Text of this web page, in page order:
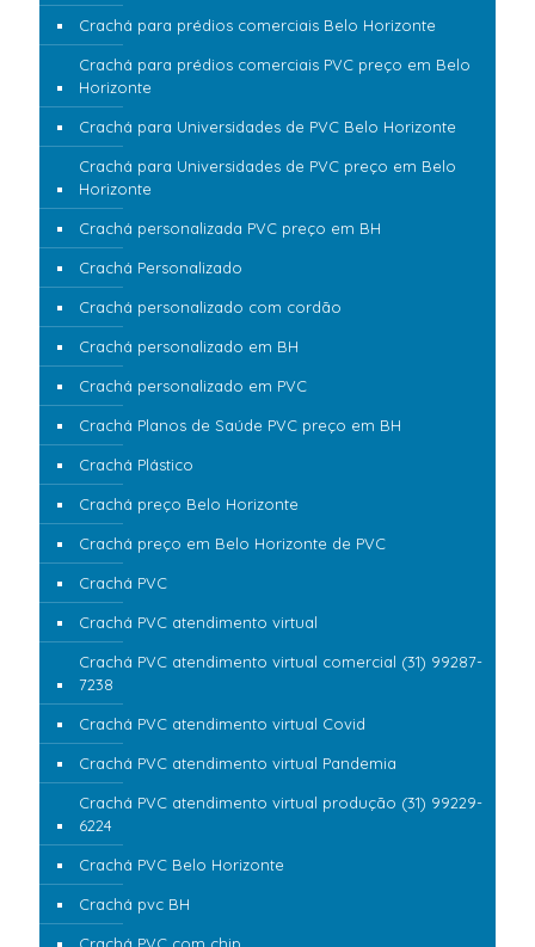
Crachá para prédios comerciais Belo Horizonte
Crachá para prédios comerciais PVC preço em Belo
Horizonte
Crachá para Universidades de PVC Belo Horizonte
Crachá para Universidades de PVC preço em Belo
Horizonte
Crachá personalizada PVC preço em BH
Crachá Personalizado
Crachá personalizado com cordão
Crachá personalizado em BH
Crachá personalizado em PVC
Crachá Planos de Saúde PVC preço em BH
Crachá Plástico
Crachá preço Belo Horizonte
Crachá preço em Belo Horizonte de PVC
Crachá PVC
Crachá PVC atendimento virtual
Crachá PVC atendimento virtual comercial (31) 99287-
7238
Crachá PVC atendimento virtual Covid
Crachá PVC atendimento virtual Pandemia
Crachá PVC atendimento virtual produção (31) 99229-
6224
Crachá PVC Belo Horizonte
Crachá pvc BH